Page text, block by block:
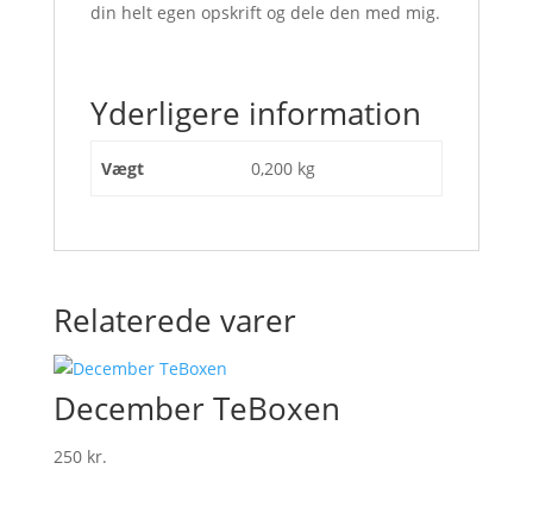
din helt egen opskrift og dele den med mig.
Yderligere information
Vægt 0,200 kg
Relaterede varer
December TeBoxen
250 kr.